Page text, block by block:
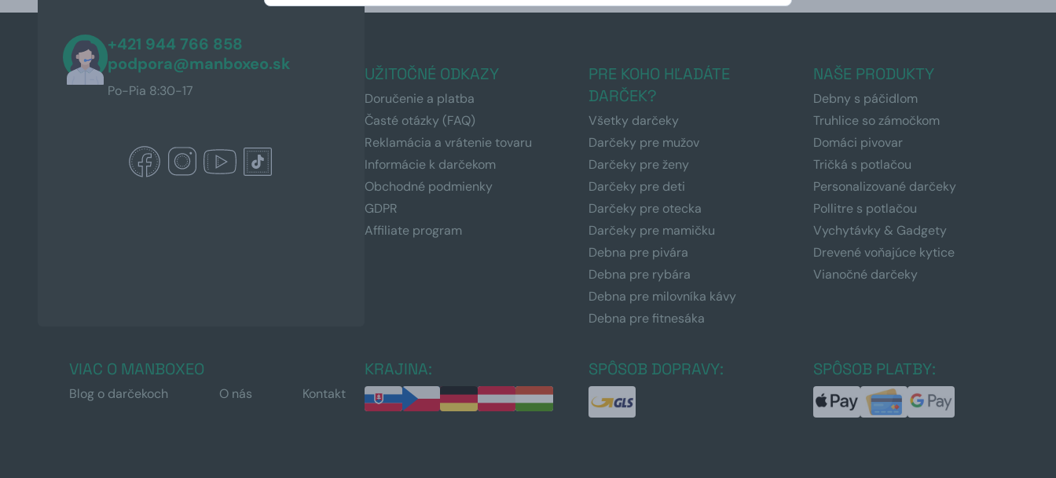
+421 944 766 858
podpora@manboxeo.sk
Po-Pia 8:30-17
UŽITOČNÉ ODKAZY
Doručenie a platba
Časté otázky (FAQ)
Reklamácia a vrátenie tovaru
Informácie k darčekom
Obchodné podmienky
GDPR
Affiliate program
PRE KOHO HĽADÁTE
DARČEK?
Všetky darčeky
Darčeky pre mužov
Darčeky pre ženy
Darčeky pre deti
Darčeky pre otecka
Darčeky pre mamičku
Debna pre pivára
Debna pre rybára
Debna pre milovníka kávy
Debna pre fitnesáka
NAŠE PRODUKTY
Debny s páčidlom
Truhlice so zámočkom
Domáci pivovar
Tričká s potlačou
Personalizované darčeky
Pollitre s potlačou
Vychytávky & Gadgety
Drevené voňajúce kytice
Vianočné darčeky
VIAC O MANBOXEO
Blog o darčekoch O nás Kontakt
KRAJINA: SPÔSOB DOPRAVY: SPÔSOB PLATBY: